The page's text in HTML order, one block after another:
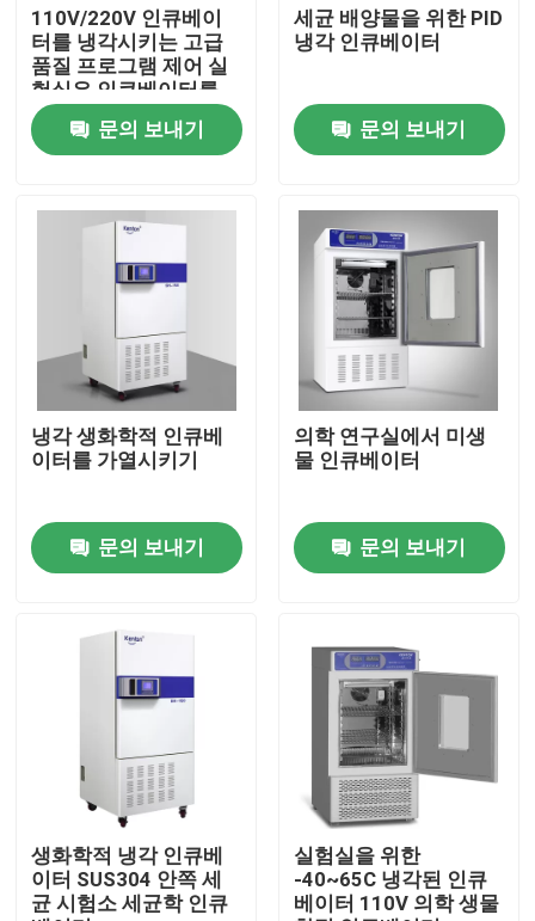
접촉
제품 소개
시험소 드라이어 오븐
항온 배양기
냉각 인큐베이터
온도 습도 챔버
내후성 챔버
110V/220V 인큐베이
터를 냉각시키는 고급
품질 프로그램 제어 실
험실은 인큐베이터를
냉동시켰습니다
문의 보내기
세균 배양물을 위한 PID
냉각 인큐베이터
문의 보내기
냉각 생화학적 인큐베
이터를 가열시키기
문의 보내기
의학 연구실에서 미생
물 인큐베이터
문의 보내기
생화학적 냉각 인큐베
이터 SUS304 안쪽 세
균 시험소 세균학 인큐
실험실을 위한
-40~65C 냉각된 인큐
베이터 110V 의학 생물